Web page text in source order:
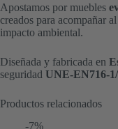
Apostamos por muebles
creados para acompañar
impacto ambiental.
Diseñada y fabricada en
seguridad UNE-EN716-
Productos relacionados